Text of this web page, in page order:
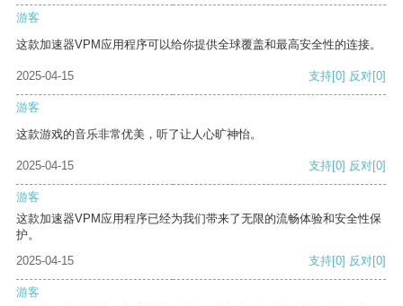
游客
这款加速器VPM应用程序可以给你提供全球覆盖和最高安全性的连接。
2025-04-15 支持[0] 反对[0]
游客
这款游戏的音乐非常优美，听了让人心旷神怡。
2025-04-15 支持[0] 反对[0]
游客
这款加速器VPM应用程序已经为我们带来了无限的流畅体验和安全性保
护。
2025-04-15
支持[0] 反对[0]
游客